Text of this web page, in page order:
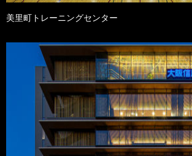
美里町トレーニングセンター